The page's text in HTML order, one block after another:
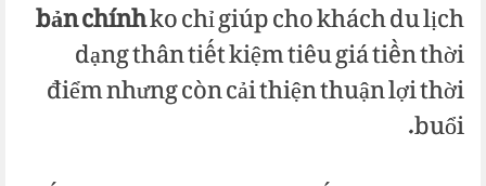
bản chínhko chỉ giúp cho khách du lịch
dạng thân tiết kiệm tiêu giá tiền thời
điểm nhưng còn cải thiện thuận lợi thời
buổi.